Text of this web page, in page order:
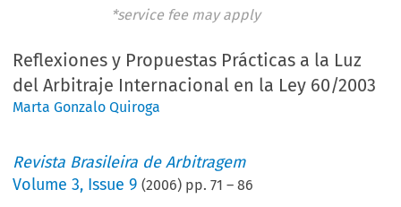
*service fee may apply
Reflexiones y Propuestas Prácticas a la Luz
del Arbitraje Internacional en la Ley 60/2003
Marta Gonzalo Quiroga
Revista Brasileira de Arbitragem
Volume3, Issue 9 (2006) pp.71 –86